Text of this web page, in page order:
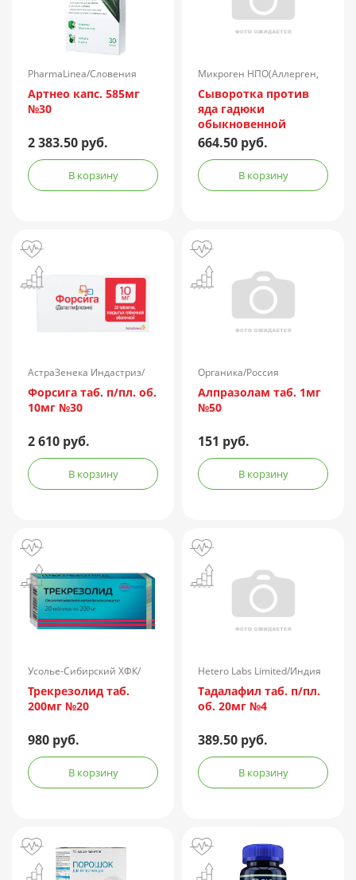
PharmaLinea/Словения
Артнео капс. 585мг
№30
2 383.50 руб.
В корзину
Микроген НПО(Аллерген,
г.Ставрополь)/Россия
Сыворотка против
яда гадюки
обыкновенной
лошадиная
очищенная
концентрированная
жидкая амп.(р-р д/
664.50 руб.
В корзину
АстраЗенека Индастриз/
Россия
Форсига таб. п/пл. об.
10мг №30
2 610 руб.
В корзину
Органика/Россия
Алпразолам таб. 1мг
№50
151 руб.
В корзину
Усолье-Сибирский ХФК/
Россия
Трекрезолид таб.
200мг №20
980 руб.
В корзину
Hetero Labs Limited/Индия
Тадалафил таб. п/пл.
об. 20мг №4
389.50 руб.
В корзину